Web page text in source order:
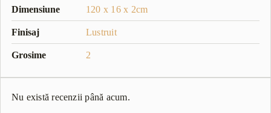
Dimensiune 120 x 16 x 2cm
Finisaj Lustruit
Grosime 2
Nu există recenzii până acum.